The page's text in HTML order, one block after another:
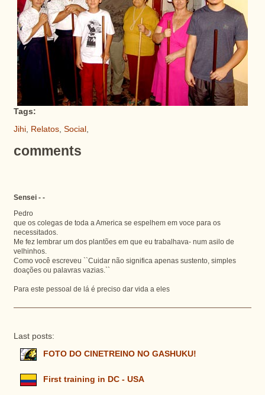
Tags:
Jihi, Relatos, Social ,
comments
Sensei - -
Pedro
que os colegas de toda a America se espelhem em voce para os
necessitados.
Me fez lembrar um dos plantões em que eu trabalhava- num asilo de
velhinhos.
Como você escreveu ``Cuidar não significa apenas sustento, simples
doações ou palavras vazias.``
Para este pessoal de lá é preciso dar vida a eles
Last posts:
FOTO DO CINETREINO NO GASHUKU!
First training in DC - USA